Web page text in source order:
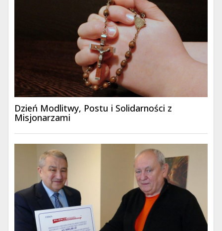
Dzień Modlitwy, Postu i Solidarności z
Misjonarzami